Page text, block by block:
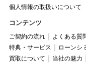
個人情報の取扱いについて
コンテンツ
ご契約の流れ よくある質
特典・サービス
ローンシ
買取について
当社の魅力